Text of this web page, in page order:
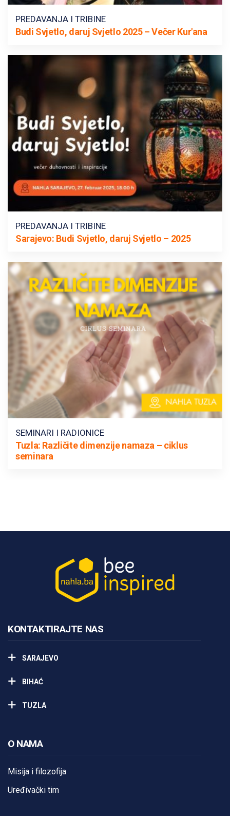
PREDAVANJA I TRIBINE
Budi Svjetlo, daruj Svjetlo 2025 – Večer Kur'ana
PREDAVANJA I TRIBINE
Sarajevo: Budi Svjetlo, daruj Svjetlo – 2025
SEMINARI I RADIONICE
Tuzla: Različite dimenzije namaza – ciklus
seminara
KONTAKTIRAJTE NAS
SARAJEVO
BIHAĆ
TUZLA
O NAMA
Misija i filozofija
Uređivački tim